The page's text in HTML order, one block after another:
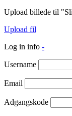
Upload billede til
Upload fil
Log in info -
Username
Email
Adgangskode